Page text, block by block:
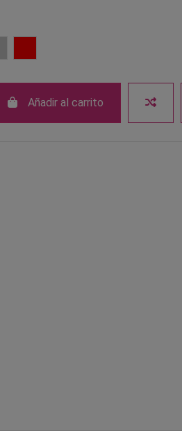
Añadir al carrito